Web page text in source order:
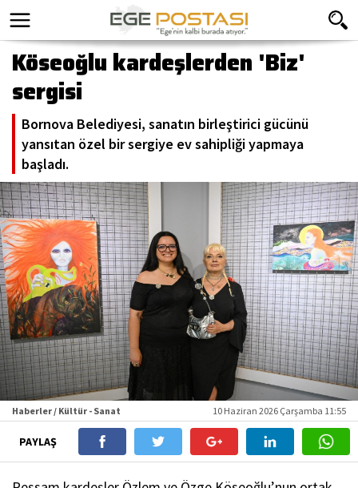
Köseoğlu kardeşlerden 'Biz'
sergisi
Bornova Belediyesi, sanatın birleştirici gücünü
yansıtan özel bir sergiye ev sahipliği yapmaya
başladı.
Haberler / Kültür - Sanat 10 Haziran 2026 Çarşamba 11:55
PAYLAŞ